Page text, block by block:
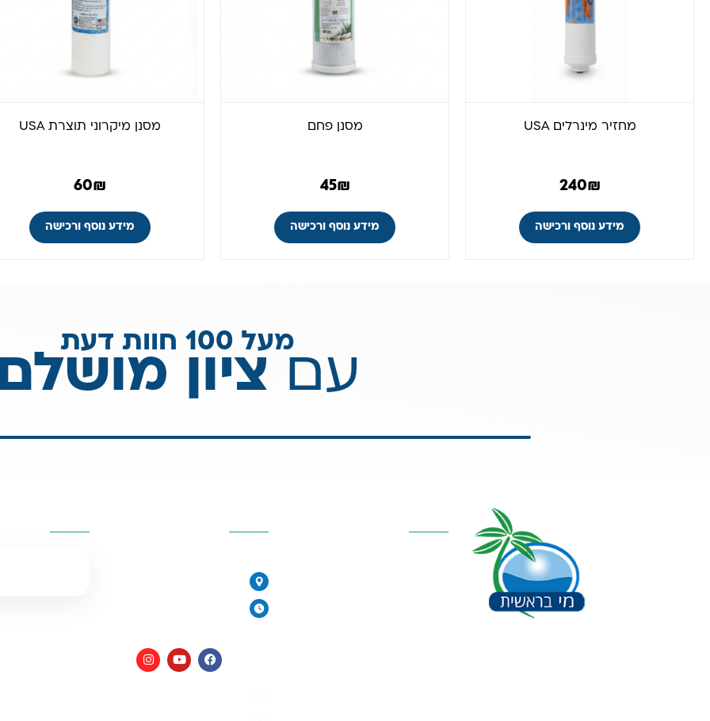
מחזיר מינרלים USA
240₪
מידע נוסף ורכישה
מסנן פחם
45₪
מידע נוסף ורכישה
מסנן מיקרוני תוצרת USA
60₪
מידע נוסף ורכישה
מעל 100 חוות דעת
עם ציון